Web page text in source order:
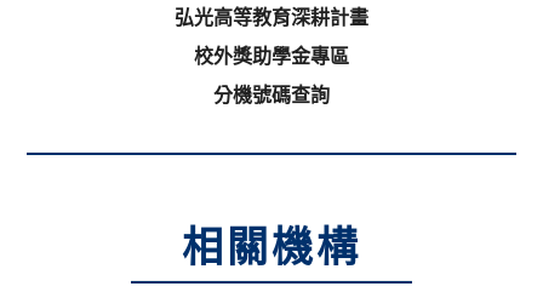
弘光高等教育深耕計畫
校外獎助學金專區
分機號碼查詢
相關機構